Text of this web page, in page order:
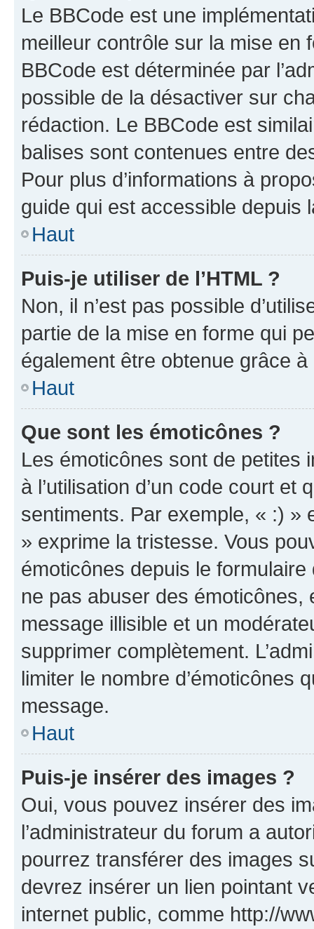
Le BBCode est une
meilleur contrôle sur la mise en
BBCode est déterminée par
possible de la désactiver sur
rédaction. Le BBCode est
balises sont contenues entre
Pour plus d’informations à
guide qui est accessible depuis
Haut
Puis-je utiliser de l’HTML ?
Non, il n’est pas possible
partie de la mise en forme qui
également être obtenue grâce à
Haut
Que sont les émoticônes ?
Les émoticônes sont de petites
à l’utilisation d’un code court et
sentiments. Par exemple, « :) »
» exprime la tristesse. Vous
émoticônes depuis le
ne pas abuser des
message illisible et un
supprimer complètement.
limiter le nombre d’émoticônes
message.
Haut
Puis-je insérer des images ?
Oui, vous pouvez insérer des
l’administrateur du forum a
pourrez transférer des images
devrez insérer un lien pointant
internet public, comme http://